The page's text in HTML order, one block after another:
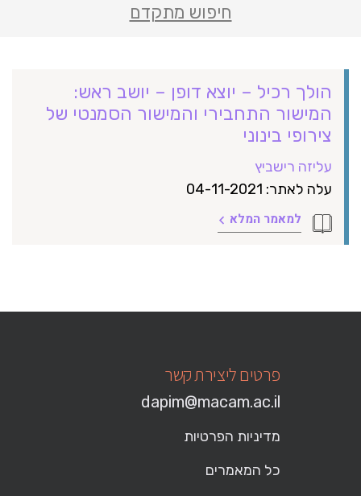
חיפוש מתקדם
הולך רכיל – יוצא דופן – יושב ראש:
המישור התחבירי והמישור הסמנטי של
צירופי בינוני
עליזה רישביץ
עלה לאתר: 04-11-2021
למאמר המלא
פרטים ליצירת קשר
dapim@macam.ac.il
מדיניות הפרטיות
כל המאמרים